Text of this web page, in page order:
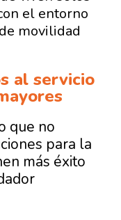
el entorno
movilidad
al servicio
que no
para la
más éxito